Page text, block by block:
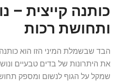
כותנה קייצית –
ותחושת רכות
הבד שבשמלת המיני הזו הוא
את היתרונות של בדים טבעיים
שמקל על הגוף לנשום ומספק